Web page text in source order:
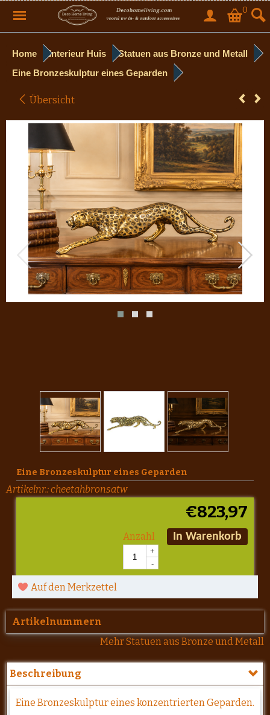
0
Home Interieur Huis
Statuen aus Bronze und Metall
Eine Bronzeskulptur eines Geparden
Übersicht
Eine Bronzeskulptur eines Geparden
Artikelnr.:cheetahbronsatw
€823,97
Anzahl
+
-
In Warenkorb
Auf den Merkzettel
Artikelnummern
Mehr Statuen aus Bronze und Metall
Beschreibung
Eine Bronzeskulptur eines konzentrierten Geparden.